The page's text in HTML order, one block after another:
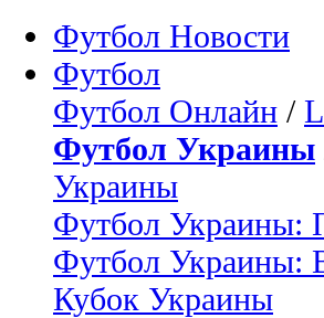
Футбол Новости
Футбол
Футбол Онлайн /
Футбол Украины
Украины
Футбол Украины:
Футбол Украины:
Кубок Украины